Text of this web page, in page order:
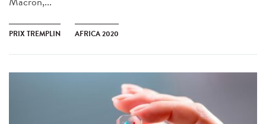
PRIX TREMPLIN AFRICA 2020